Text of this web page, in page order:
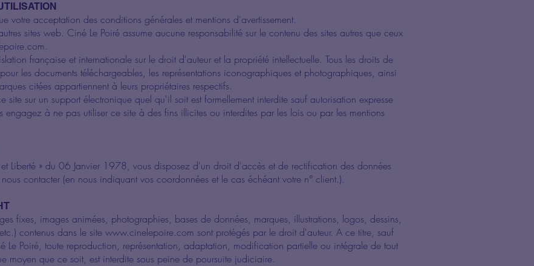
votre acceptation des conditions générales et mentions d'avertissement.
sites web. Ciné Le Poiré assume aucune responsabilité sur le contenu des sites autres que ceux
française et internationale sur le droit d'auteur et la propriété intellectuelle. Tous les droits de
les documents téléchargeables, les représentations iconographiques et photographiques, ainsi
citées appartiennent à leurs propriétaires respectifs.
sur un support électronique quel qu'il soit est formellement interdite sauf autorisation expresse
à ne pas utiliser ce site à des fins illicites ou interdites par les lois ou par les mentions
Liberté » du 06 Janvier 1978, vous disposez d'un droit d'accès et de rectification des données
contacter (en nous indiquant vos coordonnées et le cas échéant votre n° client.).
fixes, images animées, photographies, bases de données, marques, illustrations, logos, dessins,
contenus dans le site www.cinelepoire.com sont protégés par le droit d'auteur. A ce titre, sauf
Le Poiré, toute reproduction, représentation, adaptation, modification partielle ou intégrale de tout
moyen que ce soit, est interdite sous peine de poursuite judiciaire.